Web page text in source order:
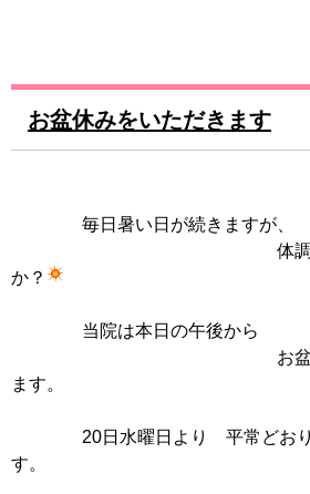
お盆休みをいただきます
毎日暑い日が続きますが、
体調崩されて
か？
当院は本日の午後から
お盆休
ます。
20日水曜日より 平常どおり
す。